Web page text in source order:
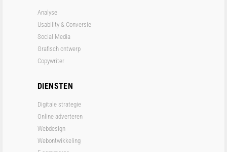
Analyse
Usability & Conversie
Social Media
Grafisch ontwerp
Copywriter
DIENSTEN
Digitale strategie
Online adverteren
Webdesign
Webontwikkeling